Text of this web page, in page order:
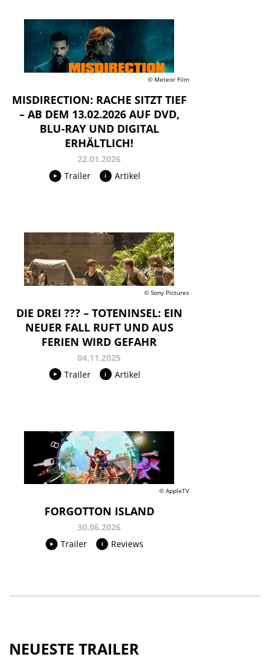
© Meteor Film
MISDIRECTION: RACHE SITZT TIEF
– AB DEM 13.02.2026 AUF DVD,
BLU-RAY UND DIGITAL
ERHÄLTLICH!
22.01.2026
Trailer
Artikel
© Sony Pictures
DIE DREI ??? – TOTENINSEL: EIN
NEUER FALL RUFT UND AUS
FERIEN WIRD GEFAHR
04.11.2025
Trailer
Artikel
© AppleTV
FORGOTTON ISLAND
30.06.2026
Trailer
Reviews
NEUESTE TRAILER